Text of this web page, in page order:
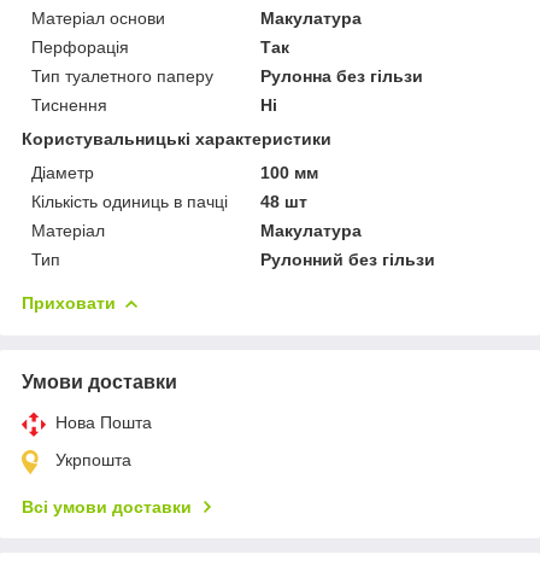
Матеріал основи
Макулатура
Перфорація
Так
Тип туалетного паперу
Рулонна без гільзи
Тиснення
Ні
Користувальницькі характеристики
Діаметр
100 мм
Кількість одиниць в пачці
48 шт
Матеріал
Макулатура
Тип
Рулонний без гільзи
Приховати
Умови доставки
Нова Пошта
Укрпошта
Всі умови доставки